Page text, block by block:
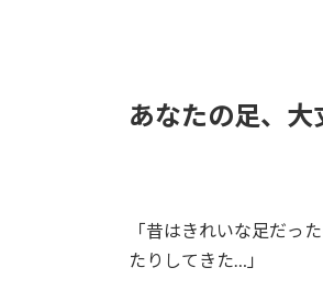
あなたの足、
「昔はきれいな足だっ
たりしてきた…」